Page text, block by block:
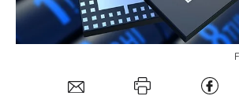
Mein Konto
Folgen Sie uns